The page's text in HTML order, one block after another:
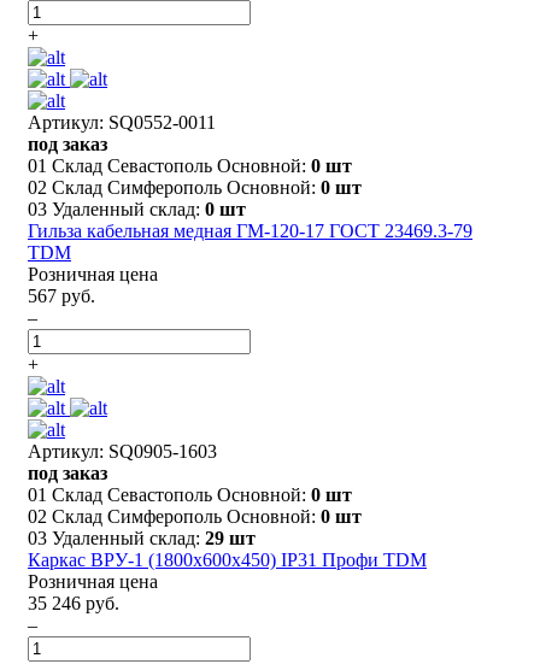
+
Артикул: SQ0552-0011
под заказ
01 Склад Севастополь Основной: 0 шт
02 Склад Симферополь Основной: 0 шт
03 Удаленный склад: 0 шт
Гильза кабельная медная ГМ-120-17 ГОСТ 23469.3-79
TDM
Розничная цена
567 руб.
–
+
Артикул: SQ0905-1603
под заказ
01 Склад Севастополь Основной: 0 шт
02 Склад Симферополь Основной: 0 шт
03 Удаленный склад: 29 шт
Каркас ВРУ-1 (1800х600х450) IP31 Профи TDM
Розничная цена
35 246 руб.
–